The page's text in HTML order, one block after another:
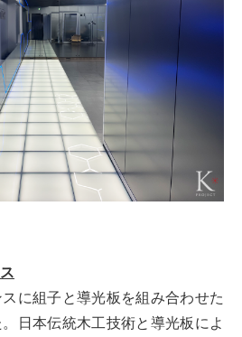
に組子と導光板を組み合わせた
日本伝統木工技術と導光板によ